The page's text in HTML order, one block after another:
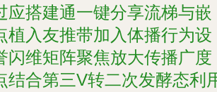
应搭建通一键分享流梯与嵌
植入友推带加入体播行为设
闪维矩阵聚焦放大传播广度
结合第三V转二次发酵态利